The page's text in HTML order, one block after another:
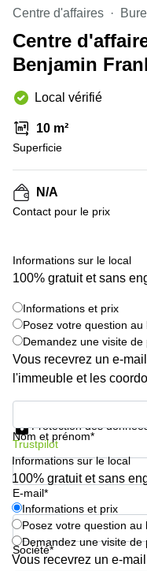
Strasbourg
d'affaires
Toulouse
Toulouse
Coworking
Nice
Centres
Lyon
Centre
Montpellier
Centre d'affaires
Centre
Benjamin
Local vérifié
10 m²
Superficie
N/A
Contact pour le prix
Informations sur le local
100% gratuit et sans
Informations et prix
Posez votre question au
Demandez une visite de
Vous recevrez un e-
l'immeuble et les
Nom et prénom*
E-mail*
Société*
Protection des
Trustpilot
Informations sur le local
100% gratuit et sans
Informations et prix
Posez votre question au
Demandez une visite de
Vous recevrez un e-